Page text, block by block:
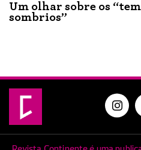
Um olhar sobre os
sombrios”